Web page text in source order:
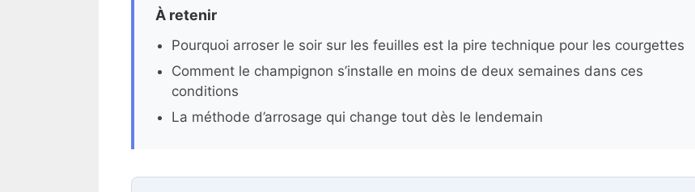
À retenir
Pourquoi arroser le soir sur les feuilles est la pire technique pour les courgettes
Comment le champignon s’installe en moins de deux semaines dans ces
conditions
La méthode d’arrosage qui change tout dès le lendemain